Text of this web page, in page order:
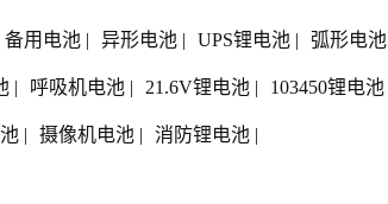
备用电池 | 异形电池 | UPS锂电池 | 弧形电池
| 呼吸机电池 | 21.6V锂电池 | 103450锂电池
| 摄像机电池 | 消防锂电池 |